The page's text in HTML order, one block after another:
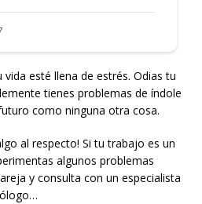
esté llena de estrés. Odias tu
tienes problemas de índole
como ninguna otra cosa.
al respecto! Si tu trabajo es un
algunos problemas
y consulta con un especialista